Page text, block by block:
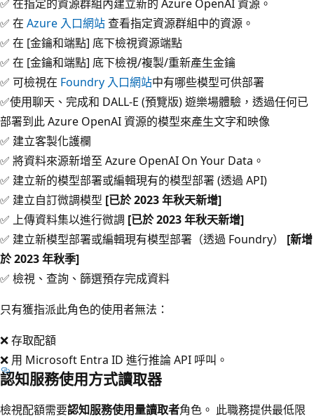
✅ 在指定的資源群組內建立新的 Azure OpenAI 資源。
✅ 在 Azure 入口網站 查看指定資源群組中的資源。
✅ 在 [金鑰和端點] 底下檢視資源端點
✅ 在 [金鑰和端點] 底下檢視/複製/重新產生金鑰
✅ 可檢視在 Foundry 入口網站中有哪些模型可供部署
✅使用聊天、完成和 DALL-E (預覽版) 遊樂場體驗，透過任何已
部署到此 Azure OpenAI 資源的模型來產生文字和映像
✅ 建立客製化護欄
✅ 將資料來源新增至 Azure OpenAI On Your Data。
✅ 建立新的模型部署或編輯現有的模型部署 (透過 API)
✅ 建立自訂微調模型 [已於 2023 年秋天新增]
✅ 上傳資料集以進行微調 [已於 2023 年秋天新增]
✅ 建立新模型部署或編輯現有模型部署（透過 Foundry） [新增
於 2023 年秋季]
✅ 檢視、查詢、篩選預存完成資料
只有獲指派此角色的使用者無法：
❌ 存取配額
❌ 用 Microsoft Entra ID 進行推論 API 呼叫。
認知服務使用方式讀取器
檢視配額需要認知服務使用量讀取者角色。 此職務提供最低限